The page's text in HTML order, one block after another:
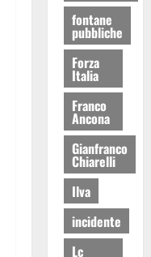
fontane
pubbliche
Forza
Italia
Franco
Ancona
Gianfranco
Chiarelli
Ilva
incidente
Lc